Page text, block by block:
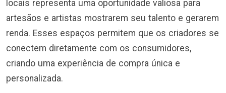
locais representa uma oportunidade valiosa para
artesãos e artistas mostrarem seu talento e gerarem
renda. Esses espaços permitem que os criadores se
conectem diretamente com os consumidores,
criando uma experiência de compra única e
personalizada.